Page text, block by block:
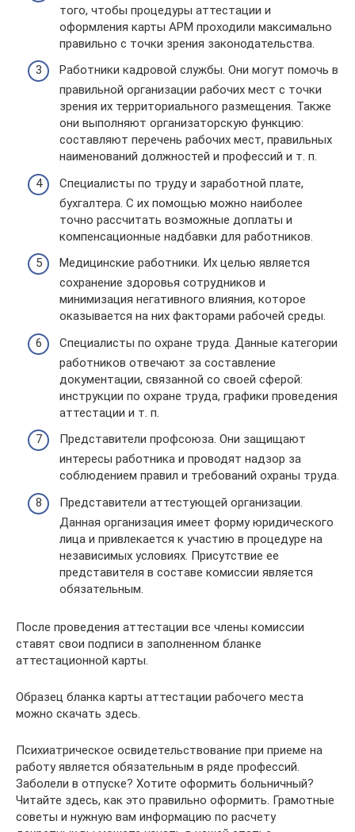
того, чтобы процедуры аттестации и
оформления карты АРМ проходили максимально
правильно с точки зрения законодательства.
Работники кадровой службы. Они могут помочь в
правильной организации рабочих мест с точки
зрения их территориального размещения. Также
они выполняют организаторскую функцию:
составляют перечень рабочих мест, правильных
наименований должностей и профессий и т. п.
Специалисты по труду и заработной плате,
бухгалтера. С их помощью можно наиболее
точно рассчитать возможные доплаты и
компенсационные надбавки для работников.
Медицинские работники. Их целью является
сохранение здоровья сотрудников и
минимизация негативного влияния, которое
оказывается на них факторами рабочей среды.
Специалисты по охране труда. Данные категории
работников отвечают за составление
документации, связанной со своей сферой:
инструкции по охране труда, графики проведения
аттестации и т. п.
Представители профсоюза. Они защищают
интересы работника и проводят надзор за
соблюдением правил и требований охраны труда.
Представители аттестующей организации.
Данная организация имеет форму юридического
лица и привлекается к участию в процедуре на
независимых условиях. Присутствие ее
представителя в составе комиссии является
обязательным.
После проведения аттестации все члены комиссии
ставят свои подписи в заполненном бланке
аттестационной карты.
Образец бланка карты аттестации рабочего места
можно скачать здесь.
Психиатрическое освидетельствование при приеме на
работу является обязательным в ряде профессий.
Заболели в отпуске? Хотите оформить больничный?
Читайте здесь, как это правильно оформить. Грамотные
советы и нужную вам информацию по расчету